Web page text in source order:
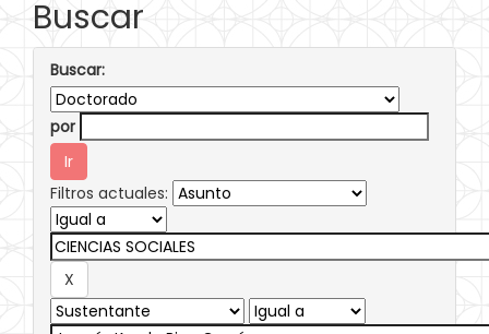
Buscar
Buscar:
por
Filtros actuales: